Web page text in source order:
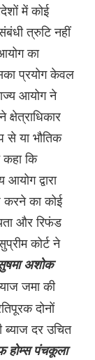
में कोई
त्रुटि नहीं
का
प्रयोग केवल
आयोग ने
से या भौतिक
कहा कि
द्वारा
करने का कोई
और रिफंड
कोर्ट ने
अशोक
जमा की
दोनों
ब्याज दर उचित
होम्स पंचकूला